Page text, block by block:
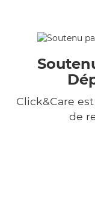
Click&Care
de